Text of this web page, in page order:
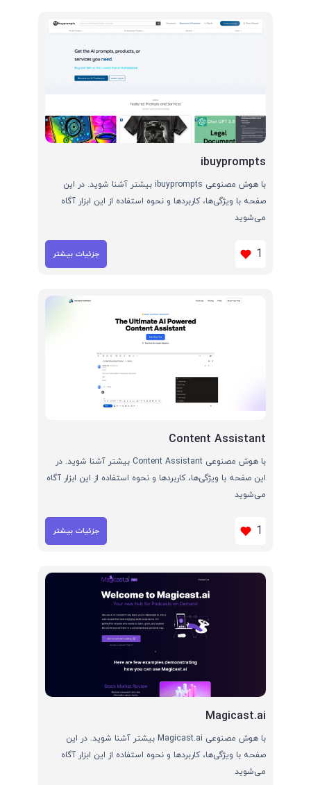
ibuyprompts
با هوش مصنوعی ibuyprompts بیشتر آشنا شوید. در این
صفحه با ویژگی‌ها، کاربردها و نحوه استفاده از این ابزار آگاه
می‌شوید
1 جزئیات بیشتر
Content Assistant
با هوش مصنوعی Content Assistant بیشتر آشنا شوید. در
این صفحه با ویژگی‌ها، کاربردها و نحوه استفاده از این ابزار آگاه
می‌شوید
1 جزئیات بیشتر
Magicast.ai
با هوش مصنوعی Magicast.ai بیشتر آشنا شوید. در این
صفحه با ویژگی‌ها، کاربردها و نحوه استفاده از این ابزار آگاه
می‌شوید